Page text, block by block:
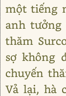
một tiếng
anh
thăm
sợ không
chuyến
Vả lại, hà